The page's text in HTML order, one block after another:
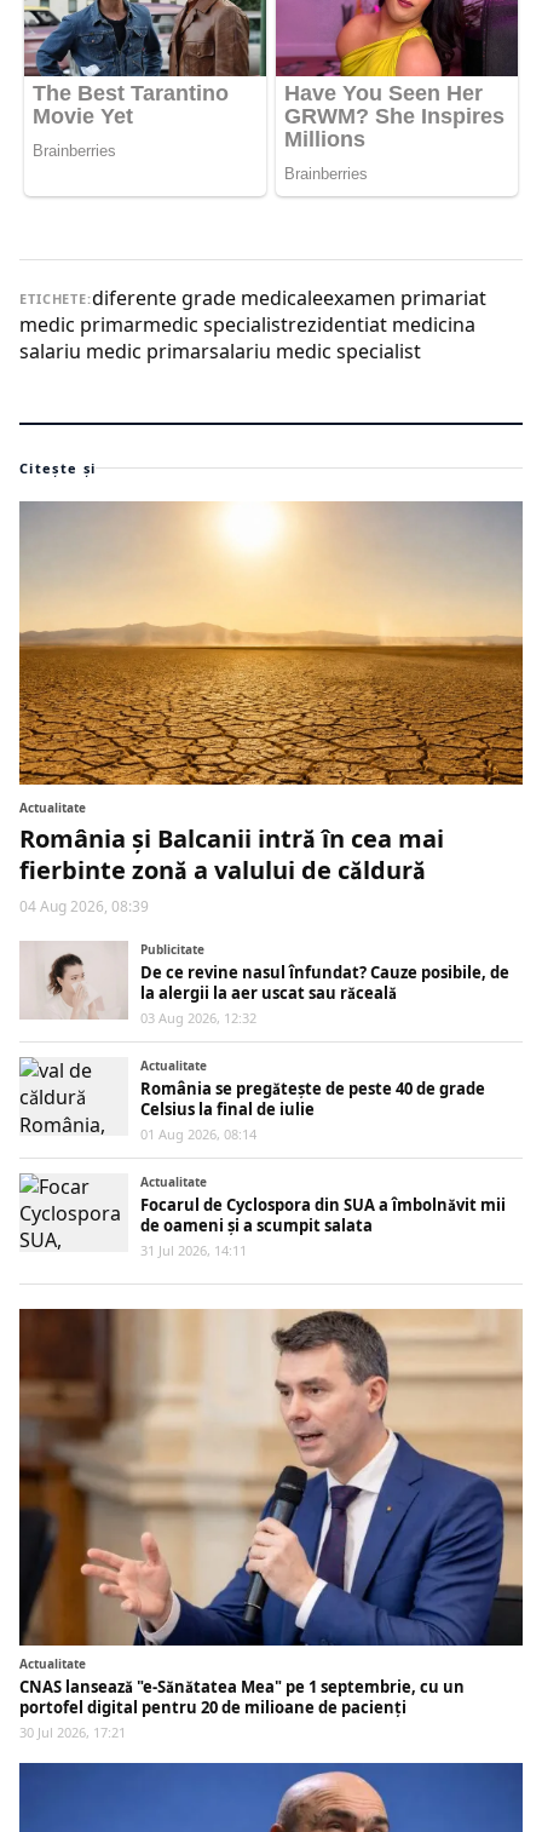
ETICHETE:diferente grade medicaleexamen primariat
medic primarmedic specialistrezidentiat medicina
salariu medic primarsalariu medic specialist
Citește și
Actualitate
România și Balcanii intră în cea mai
fierbinte zonă a valului de căldură
04 Aug 2026, 08:39
Publicitate
De ce revine nasul înfundat? Cauze posibile, de
la alergii la aer uscat sau răceală
03 Aug 2026, 12:32
Actualitate
România se pregătește de peste 40 de grade
Celsius la final de iulie
01 Aug 2026, 08:14
Actualitate
Focarul de Cyclospora din SUA a îmbolnăvit mii
de oameni și a scumpit salata
31 Jul 2026, 14:11
Actualitate
CNAS lansează "e-Sănătatea Mea" pe 1 septembrie, cu un
portofel digital pentru 20 de milioane de pacienți
30 Jul 2026, 17:21